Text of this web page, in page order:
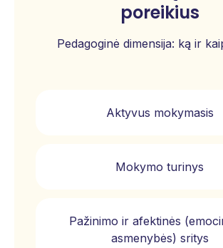
poreikius
Pedagoginė dimensija: ką ir
Aktyvus mokymasis
Mokymo turinys
Pažinimo ir afektinės
asmenybės) sritys